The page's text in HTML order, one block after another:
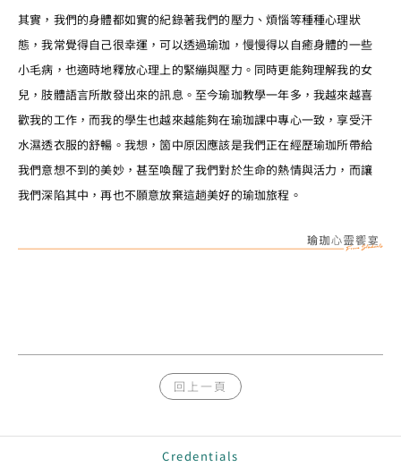
其實，我們的身體都如實的紀錄著我們的壓力、煩惱等種種心理狀
態，我常覺得自己很幸運，可以透過瑜珈，慢慢得以自癒身體的一些
小毛病，也適時地釋放心理上的緊繃與壓力。同時更能夠理解我的女
兒，肢體語言所散發出來的訊息。至今瑜珈教學一年多，我越來越喜
歡我的工作，而我的學生也越來越能夠在瑜珈課中專心一致，享受汗
水濕透衣服的舒暢。我想，箇中原因應該是我們正在經歷瑜珈所帶給
我們意想不到的美妙，甚至喚醒了我們對於生命的熱情與活力，而讓
我們深陷其中，再也不願意放棄這趟美好的瑜珈旅程。
回上一頁
Credentials